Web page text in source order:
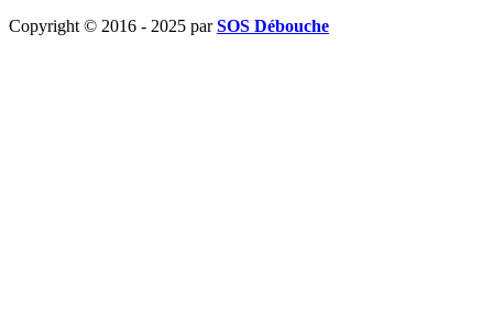
Copyright © 2016 - 2025 parSOS Débouche